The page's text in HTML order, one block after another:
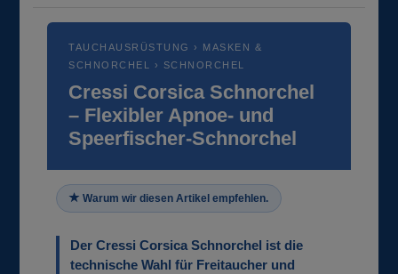
TAUCHAUSRÜSTUNG › MASKEN &
SCHNORCHEL › SCHNORCHEL
Cressi Corsica Schnorchel
– Flexibler Apnoe- und
Speerfischer-Schnorchel
Warum wir diesen Artikel empfehlen.
Der Cressi Corsica Schnorchel ist die
technische Wahl für Freitaucher und